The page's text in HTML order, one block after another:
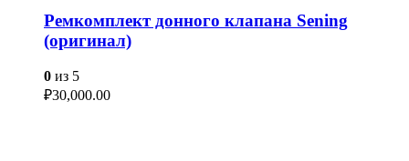
Ремкомплект донного клапана Sening
(оригинал)
0 из 5
₽30,000.00